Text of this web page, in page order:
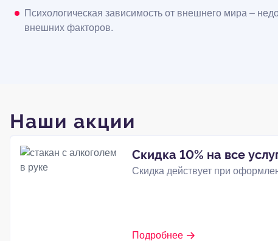
Психологическая зависимость от внешнего мира –
внешних факторов.
Наши акции
Скидка 10% на все
Скидка действует при
Подробнее